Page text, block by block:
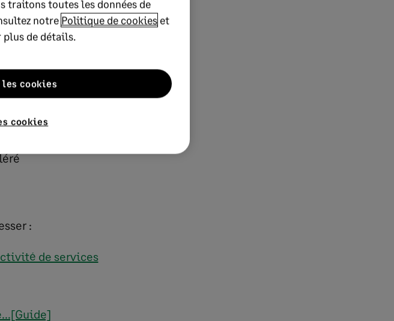
concertée
évolutif
:
de services
traitons toutes les données de
notre Politique de cookies et
plus de détails.
cookies
cookies